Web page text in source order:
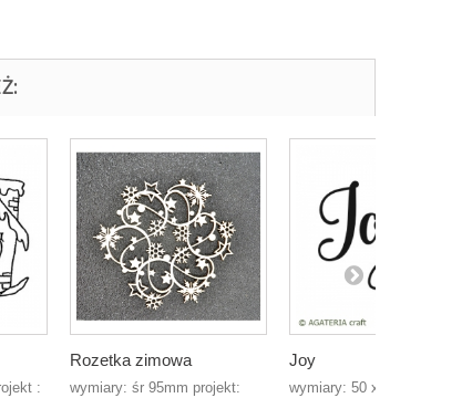
:
Rozetka zimowa
wymiary: śr 95mm projekt:
Joy
wymiary: 50 x 40mm